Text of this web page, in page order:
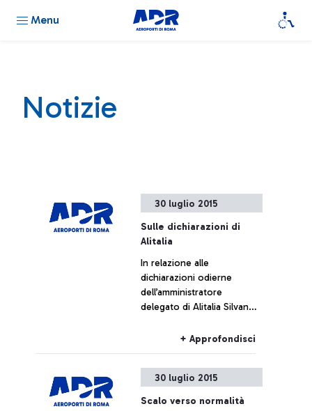
Menu
Notizie
30 luglio 2015
Sulle dichiarazioni di
Alitalia
In relazione alle
dichiarazioni odierne
dell’amministratore
delegato di Alitalia Silvano
non intende commentare le
cifre fornite da Alitalia
+ Approfondisci
30 luglio 2015
Scalo verso normalità